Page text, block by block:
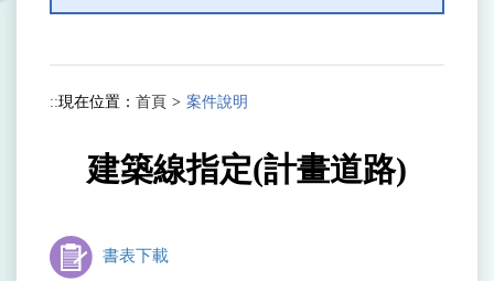
:::
現在位置： 首頁 案件說明
建築線指定(計畫道路)
書表下載